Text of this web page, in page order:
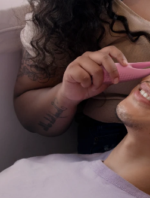
issa™ Teeth Whitening Set
FAQ™ Dual LED Panel
Türkçe
简体中文
發貨國家
美國
英國